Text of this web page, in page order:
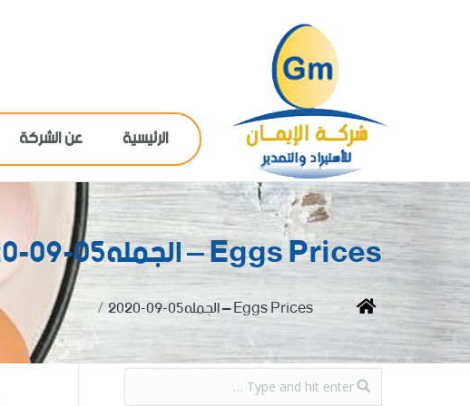
الرئيسية عن الشركة
Eggs Prices – الجمله05-09-2020
You are here:
Home Eggs Prices – الجمله05-09-2020